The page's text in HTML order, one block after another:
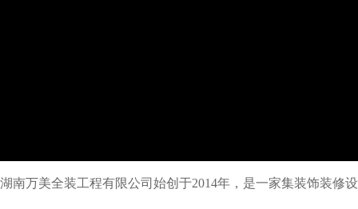
湖南万美全装工程有限公司始创于2014年，是一家集装饰装修设